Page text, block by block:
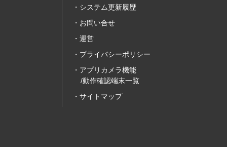
システム更新履歴
お問い合せ
運営
プライバシーポリシー
アプリカメラ機能
/動作確認端末一覧
サイトマップ